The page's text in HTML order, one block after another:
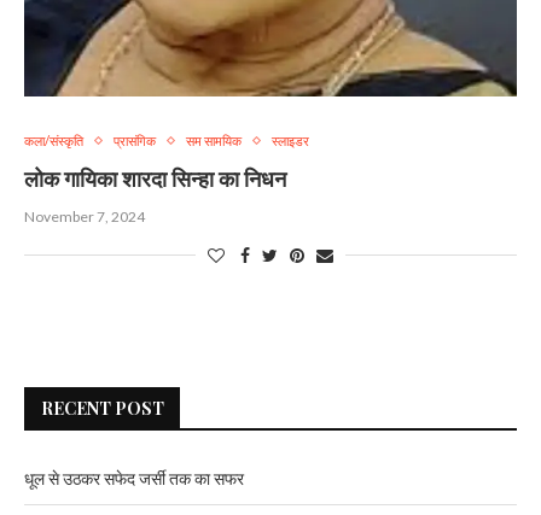
कला/संस्कृति प्रासंगिक सम सामयिक स्लाइडर
लोक गायिका शारदा सिन्हा का निधन
November 7, 2024
RECENT POST
धूल से उठकर सफेद जर्सी तक का सफर